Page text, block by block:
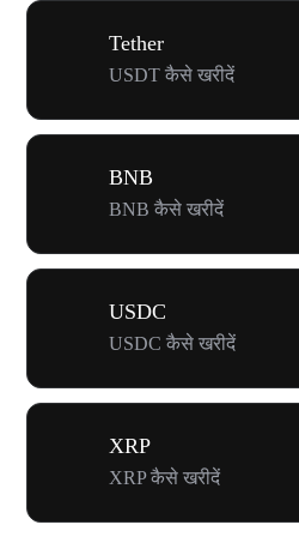
Tether
USDT कैसे खरीदें
BNB
BNB कैसे खरीदें
USDC
USDC कैसे खरीदें
XRP
XRP कैसे खरीदें